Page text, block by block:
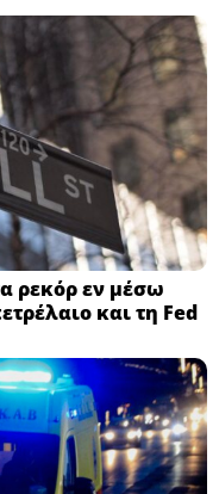
ρεκόρ εν μέσω
και τη Fed